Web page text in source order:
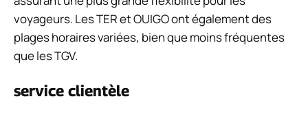
voyageurs. Les TER et OUIGO ont également des
plages horaires variées, bien que moins fréquentes
que les TGV.
service clientèle